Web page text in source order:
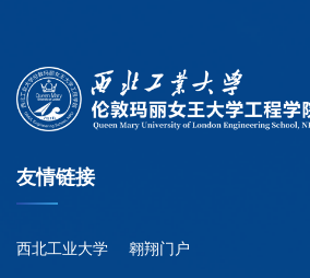
友情链接
西北工业大学 翱翔门户